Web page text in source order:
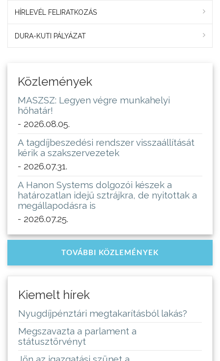
HÍRLEVÉL FELIRATKOZÁS
DURA-KUTI PÁLYÁZAT
Közlemények
MASZSZ: Legyen végre munkahelyi
hőhatár!
- 2026.08.05.
A tagdíjbeszedési rendszer visszaállítását
kérik a szakszervezetek
- 2026.07.31.
A Hanon Systems dolgozói készek a
határozatlan idejű sztrájkra, de nyitottak a
megállapodásra is
- 2026.07.25.
TOVÁBBI KÖZLEMÉNYEK
Kiemelt hírek
Nyugdíjpénztári megtakarításból lakás?
Megszavazta a parlament a
státusztörvényt